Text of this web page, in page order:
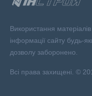
Використання
інформації сайту будь-
дозволу заборонено.
Всі права захищені. ©